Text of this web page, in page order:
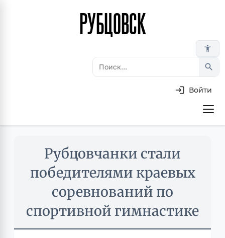
content
РУБЦОВСК
accessibility_new
search
Войти
Рубцовчанки стали
победителями краевых
соревнований по
спортивной гимнастике